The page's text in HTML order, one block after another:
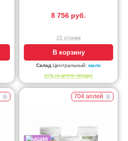
8 756 руб.
22 отзыва
В корзину
Склад Центральный: мало
ЕСТЬ НА ДРУГИХ СКЛАДАХ
704 аплей